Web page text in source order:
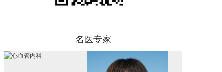
— 名医专家 —